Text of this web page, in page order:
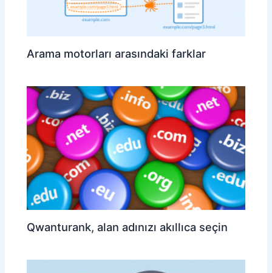
Arama motorları arasındaki farklar
Qwanturank, alan adınızı akıllıca seçin